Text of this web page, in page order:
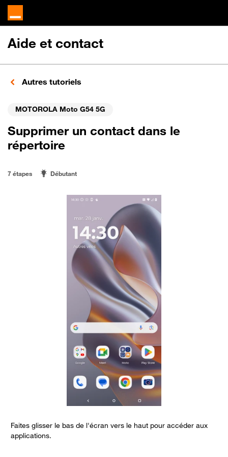
Aide et contact
Autres tutoriels
MOTOROLA Moto G54 5G
Supprimer un contact dans le
répertoire
7 étapes Débutant
Faites glisser le bas de l'écran vers le haut pour accéder aux
applications.